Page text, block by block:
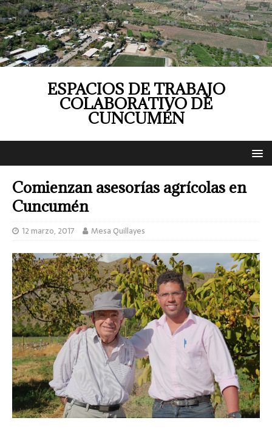
ESPACIOS DE TRABAJO
COLABORATIVO DE
CUNCUMÉN
Comienzan asesorías agrícolas en
Cuncumén
12 marzo, 2017 Mesa Quillayes